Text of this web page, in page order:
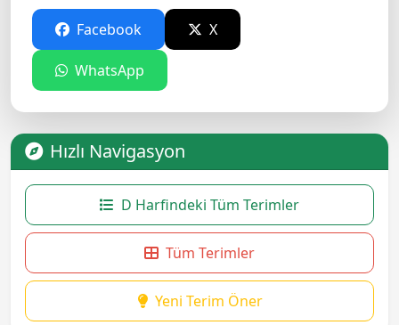
Facebook X
WhatsApp
Hızlı Navigasyon
D Harfindeki Tüm Terimler
Tüm Terimler
Yeni Terim Öner